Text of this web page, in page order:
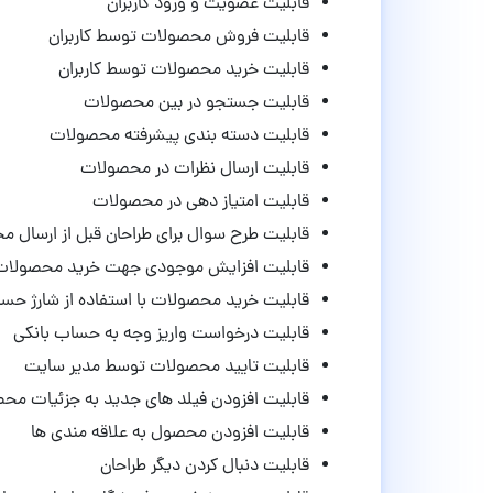
قابلیت فروش محصولات توسط کاربران
قابلیت خرید محصولات توسط کاربران
قابلیت جستجو در بین محصولات
قابلیت دسته بندی پیشرفته محصولات
قابلیت ارسال نظرات در محصولات
قابلیت امتیاز دهی در محصولات
قابلیت طرح سوال برای طراحان قبل از ارسال
قابلیت افزایش موجودی جهت خرید
قابلیت خرید محصولات با استفاده از شارژ
قابلیت درخواست واریز وجه به حساب بانکی
قابلیت تایید محصولات توسط مدیر سایت
قابلیت افزودن فیلد های جدید به جزئیات
قابلیت افزودن محصول به علاقه مندی ها
قابلیت دنبال کردن دیگر طراحان